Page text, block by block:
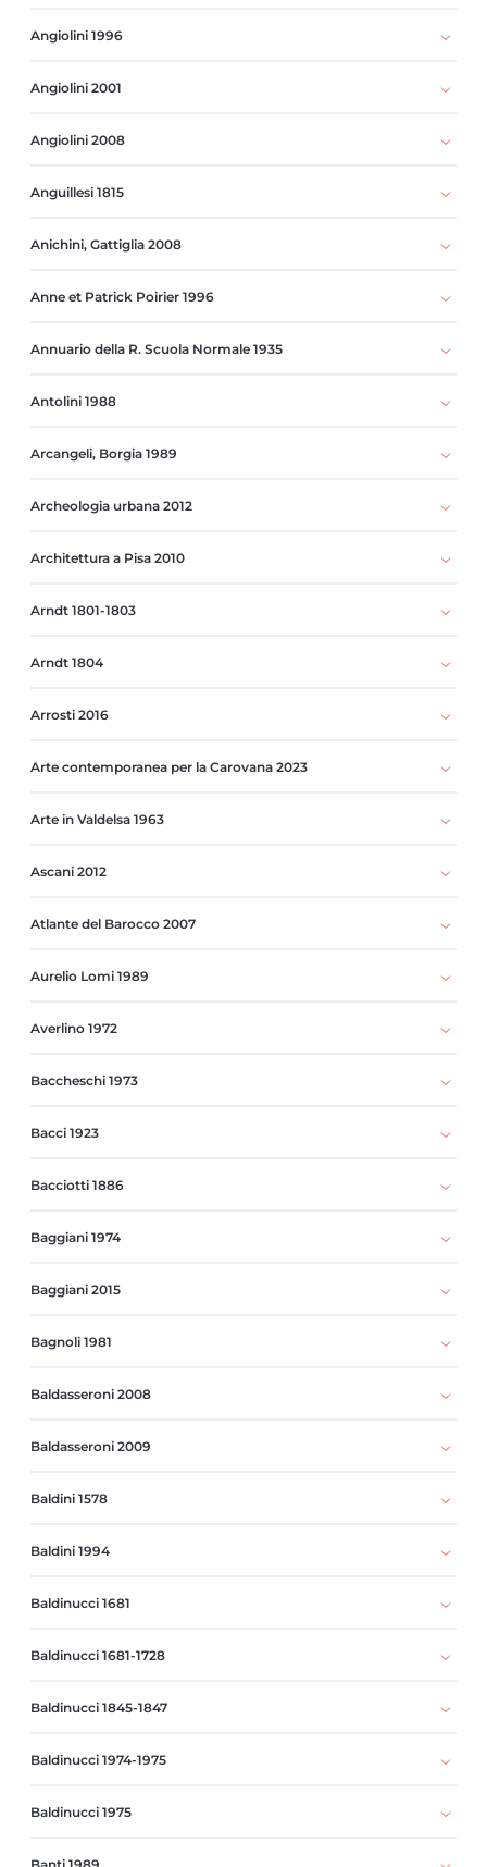
Angiolini 1996
Angiolini 2001
Angiolini 2008
Anguillesi 1815
Anichini, Gattiglia 2008
Anne et Patrick Poirier 1996
Annuario della R. Scuola Normale 1935
Antolini 1988
Arcangeli, Borgia 1989
Archeologia urbana 2012
Architettura a Pisa 2010
Arndt 1801-1803
Arndt 1804
Arrosti 2016
Arte contemporanea per la Carovana 2023
Arte in Valdelsa 1963
Ascani 2012
Atlante del Barocco 2007
Aurelio Lomi 1989
Averlino 1972
Baccheschi 1973
Bacci 1923
Bacciotti 1886
Baggiani 1974
Baggiani 2015
Bagnoli 1981
Baldasseroni 2008
Baldasseroni 2009
Baldini 1578
Baldini 1994
Baldinucci 1681
Baldinucci 1681-1728
Baldinucci 1845-1847
Baldinucci 1974-1975
Baldinucci 1975